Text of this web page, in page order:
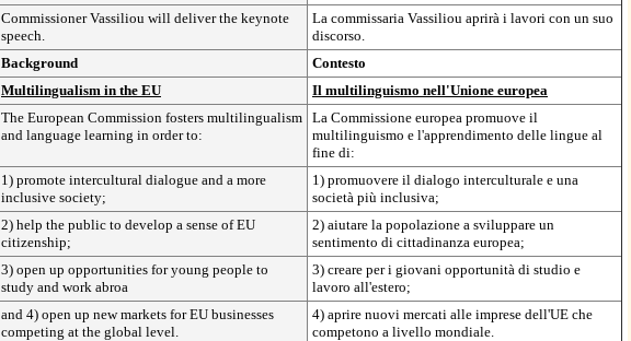
Commissioner Vassiliou will deliver the keynote
speech.
La commissaria Vassiliou aprirà i lavori con un suo
discorso.
Background
Contesto
Multilingualism in the EU
Il multilinguismo nell'Unione europea
The European Commission fosters multilingualism
and language learning in order to:
La Commissione europea promuove il
multilinguismo e l'apprendimento delle lingue al
fine di:
1) promote intercultural dialogue and a more
inclusive society;
1) promuovere il dialogo interculturale e una
società più inclusiva;
2) help the public to develop a sense of EU
citizenship;
2) aiutare la popolazione a sviluppare un
sentimento di cittadinanza europea;
3) open up opportunities for young people to
study and work abroa
3) creare per i giovani opportunità di studio e
lavoro all'estero;
and 4) open up new markets for EU businesses
competing at the global level.
4) aprire nuovi mercati alle imprese dell'UE che
competono a livello mondiale.